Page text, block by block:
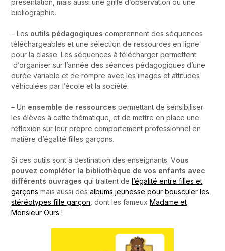
bibliographie.
– Les outils pédagogiques comprennent des séquences
téléchargeables et une sélection de ressources en ligne
pour la classe. Les séquences à télécharger permettent
d’organiser sur l’année des séances pédagogiques d’une
durée variable et de rompre avec les images et attitudes
véhiculées par l’école et la société.
– Un ensemble de ressources permettant de sensibiliser
les élèves à cette thématique, et de mettre en place une
réflexion sur leur propre comportement professionnel en
matière d’égalité filles garçons.
Si ces outils sont à destination des enseignants. Vous
pouvez compléter la bibliothèque de vos enfants avec
différents ouvragesqui traitent del’égalité entre filles et
garçons mais aussi desalbums jeunesse pour bousculer les
stéréotypes fille garçon , dont les fameuxMadame et
Monsieur Ours !